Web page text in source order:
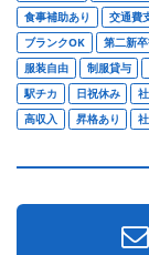
食事補助あり
交通費
ブランクOK
第二新
服装自由
制服貸与
駅チカ
日祝休み
高収入
昇格あり